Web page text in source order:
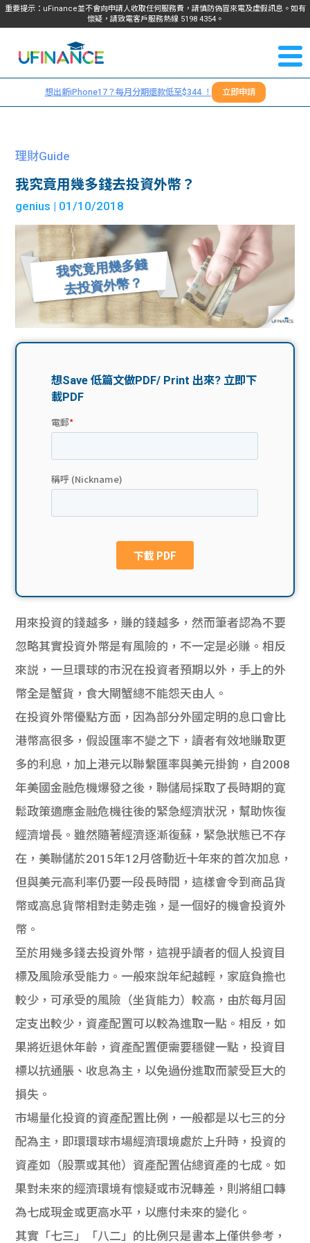
重要提示：uFinance並不會向申請人收取任何服務費，請慎防偽冒來電及虛假訊息。如有
懷疑，請致電客戶服務熱線 5198 4354。
我們
服務
貸款
貸款
計算
學生
大學
費貸
款
貸款
計數
機
網上
私人
貸款
貸款
機
資訊
Blog
大專
工推
搵工
Gui
Exc
han
ge
Gui
de
校園
Gui
de
理財
de
貸款
常見
問題
福利
nce
校園
我們
們
＋
想出新iPhone17？每月分期還款低至$344 ！ 立即申請
理財Guide
我究竟用幾多錢去投資外幣？
genius | 01/10/2018
用來投資的錢越多，賺的錢越多，然而筆者認為不要
忽略其實投資外幣是有風險的，不一定是必賺。相反
來説，一旦環球的市況在投資者預期以外，手上的外
幣全是蟹貨，食大閘蟹總不能怨天由人。
在投資外幣優點方面，因為部分外國定明的息口會比
港幣高很多，假設匯率不變之下，讀者有效地賺取更
多的利息，加上港元以聯繫匯率與美元掛鉤，自2008
年美國金融危機爆發之後，聯儲局採取了長時期的寛
鬆政策適應金融危機往後的緊急經濟狀況，幫助恢復
經濟增長。雖然隨著經濟逐漸復蘇，緊急狀態已不存
在，美聯儲於2015年12月啓動近十年來的首次加息，
但與美元高利率仍要一段長時間，這樣會令到商品貨
幣或高息貨幣相對走勢走強，是一個好的機會投資外
幣。
至於用幾多錢去投資外幣，這視乎讀者的個人投資目
標及風險承受能力。一般來說年紀越輕，家庭負擔也
較少，可承受的風險（坐貨能力）較高，由於每月固
定支出較少，資產配置可以較為進取一點。相反，如
果將近退休年齡，資產配置便需要穩健一點，投資目
標以抗通脹、收息為主，以免過份進取而蒙受巨大的
損失。
市場量化投資的資產配置比例，一般都是以七三的分
配為主，即環環球市場經濟環境處於上升時，投資的
資產如（股票或其他）資產配置佔總資產的七成。如
果對未來的經濟環境有懷疑或市況轉差，則將組口轉
為七成現金或更高水平，以應付未來的變化。
其實「七三」「八二」的比例只是書本上僅供參考，